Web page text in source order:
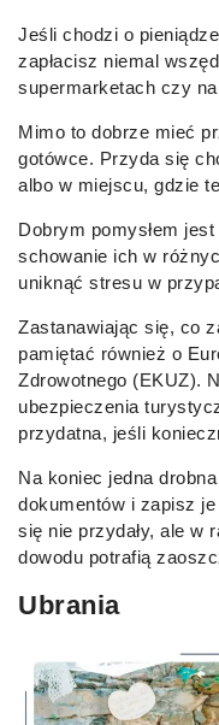
Jeśli chodzi o
zapłacisz niemal
supermarketach czy
Mimo to dobrze mieć
gotówce. Przyda się
albo w miejscu, gdzie
Dobrym pomysłem
schowanie ich w
uniknąć stresu w
Zastanawiając się, co
pamiętać również o
Zdrowotnego (EKUZ).
ubezpieczenia
przydatna, jeśli
Na koniec jedna
dokumentów i zapisz
się nie przydały, ale w
dowodu potrafią
Ubrania